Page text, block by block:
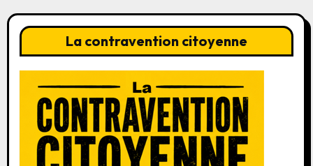
La contravention citoyenne